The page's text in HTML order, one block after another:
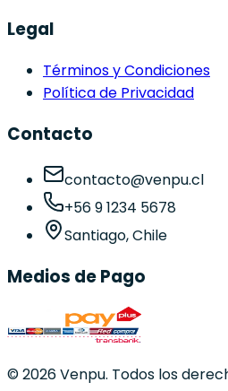
Legal
Términos y Condiciones
Política de Privacidad
Contacto
contacto@venpu.cl
+56 9 1234 5678
Santiago, Chile
Medios de Pago
©2026Venpu. Todos los